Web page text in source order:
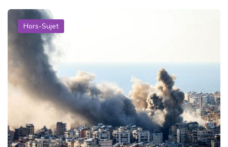
Hors-Sujet